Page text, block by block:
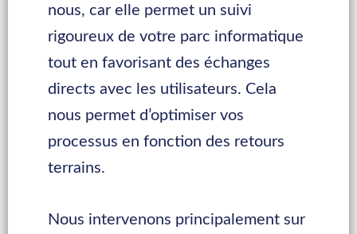
nous, car elle permet un suivi
rigoureux de votre parc informatique
tout en favorisant des échanges
directs avec les utilisateurs. Cela
nous permet d’optimiser vos
processus en fonction des retours
terrains.
Nous intervenons principalement sur